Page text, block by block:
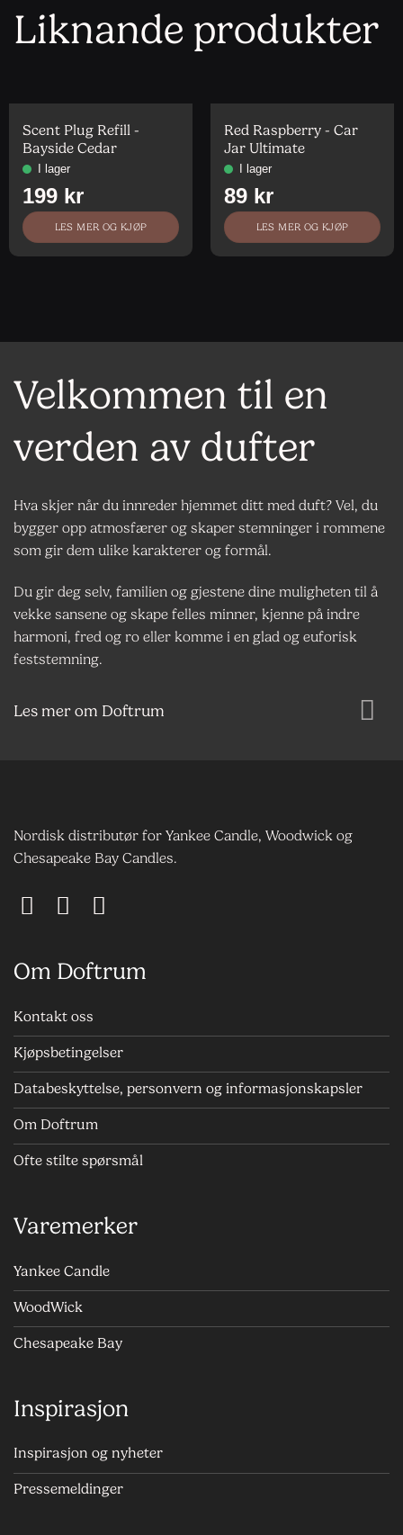
Liknande produkter
Scent Plug Refill -
Bayside Cedar
LES MER OG KJØP
Red Raspberry - Car
Jar Ultimate
LES MER OG KJØP
Velkommen til en
verden av dufter
Hva skjer når du innreder hjemmet ditt med duft? Vel, du
bygger opp atmosfærer og skaper stemninger i rommene
som gir dem ulike karakterer og formål.
Du gir deg selv, familien og gjestene dine muligheten til å
vekke sansene og skape felles minner, kjenne på indre
harmoni, fred og ro eller komme i en glad og euforisk
feststemning.
Les mer om Doftrum
Nordisk distributør for Yankee Candle, Woodwick og
Chesapeake Bay Candles.
Om Doftrum
Kontakt oss
Kjøpsbetingelser
Databeskyttelse, personvern og informasjonskapsler
Om Doftrum
Ofte stilte spørsmål
Varemerker
Yankee Candle
WoodWick
Chesapeake Bay
Inspirasjon
Inspirasjon og nyheter
Pressemeldinger